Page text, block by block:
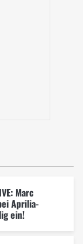
Marc
Aprilia-
ein!